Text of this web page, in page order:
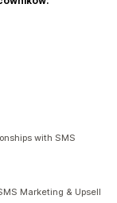
with SMS
Marketing & Upsell